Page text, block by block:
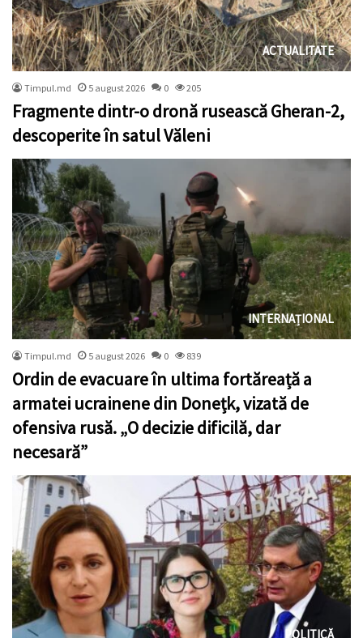
ACTUALITATE
Timpul.md 5 august 2026 0 205
Fragmente dintr-o dronă rusească Gheran-2,
descoperite în satul Văleni
INTERNAȚIONAL
Timpul.md 5 august 2026 0 839
Ordin de evacuare în ultima fortăreață a
armatei ucrainene din Donețk, vizată de
ofensiva rusă. „O decizie dificilă, dar
necesară”
POLITICĂ